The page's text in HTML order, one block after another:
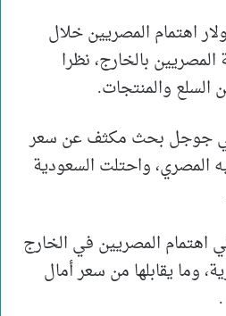
اهتمام المصريين خلال
بالخارج، نظرا
السلع والمنتجات.
جوجل بحث مكثف عن سعر
المصري، واحتلت السعودية
المصريين في الخارج
وما يقابلها من سعر أمال